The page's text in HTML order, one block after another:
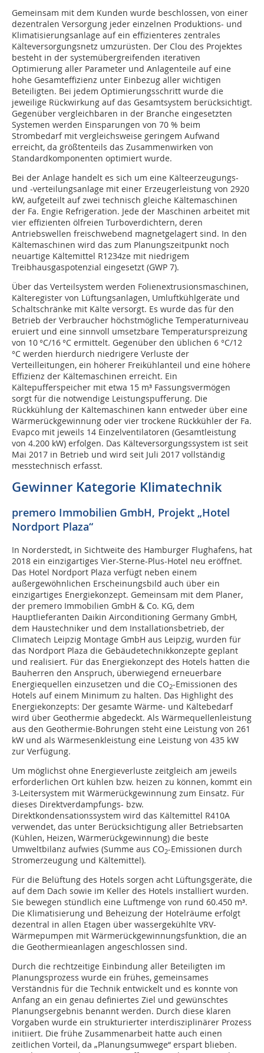
Gemeinsam mit dem Kunden wurde beschlossen, von einer
dezentralen Versorgung jeder einzelnen Produktions- und
Klimatisierungsanlage auf ein effizienteres zentrales
Kälteversorgungsnetz umzurüsten. Der Clou des Projektes
besteht in der systemübergreifenden iterativen
Optimierung aller Parameter und Anlagenteile auf eine
hohe Gesamteffizienz unter Einbezug aller wichtigen
Beteiligten. Bei jedem Optimierungsschritt wurde die
jeweilige Rückwirkung auf das Gesamtsystem berücksichtigt.
Gegenüber vergleichbaren in der Branche eingesetzten
Systemen werden Einsparungen von 70 % beim
Strombedarf mit vergleichsweise geringem Aufwand
erreicht, da größtenteils das Zusammenwirken von
Standardkomponenten optimiert wurde.
Bei der Anlage handelt es sich um eine Kälteerzeugungs-
und -verteilungsanlage mit einer Erzeugerleistung von 2920
kW, aufgeteilt auf zwei technisch gleiche Kältemaschinen
der Fa. Engie Refrigeration. Jede der Maschinen arbeitet mit
vier effizienten ölfreien Turboverdichtern, deren
Antriebswellen freischwebend magnetgelagert sind. In den
Kältemaschinen wird das zum Planungszeitpunkt noch
neuartige Kältemittel R1234ze mit niedrigem
Treibhausgaspotenzial eingesetzt (GWP 7).
Über das Verteilsystem werden Folienextrusionsmaschinen,
Kälteregister von Lüftungsanlagen, Umluftkühlgeräte und
Schaltschränke mit Kälte versorgt. Es wurde das für den
Betrieb der Verbraucher höchstmögliche Temperaturniveau
eruiert und eine sinnvoll umsetzbare Temperaturspreizung
von 10 °C/16 °C ermittelt. Gegenüber den üblichen 6 °C/12
°C werden hierdurch niedrigere Verluste der
Verteilleitungen, ein höherer Freikühlanteil und eine höhere
Effizienz der Kältemaschinen erreicht. Ein
Kältepufferspeicher mit etwa 15 m³ Fassungsvermögen
sorgt für die notwendige Leistungspufferung. Die
Rückkühlung der Kältemaschinen kann entweder über eine
Wärmerückgewinnung oder vier trockene Rückkühler der Fa.
Evapco mit jeweils 14 Einzelventilatoren (Gesamtleistung
von 4.200 kW) erfolgen. Das Kälteversorgungssystem ist seit
Mai 2017 in Betrieb und wird seit Juli 2017 vollständig
messtechnisch erfasst.
Gewinner Kategorie Klimatechnik
premero Immobilien GmbH, Projekt „Hotel
Nordport Plaza“
In Norderstedt, in Sichtweite des Hamburger Flughafens, hat
2018 ein einzigartiges Vier-Sterne-Plus-Hotel neu eröffnet.
Das Hotel Nordport Plaza verfügt neben einem
außergewöhnlichen Erscheinungsbild auch über ein
einzigartiges Energiekonzept. Gemeinsam mit dem Planer,
der premero Immobilien GmbH & Co. KG, dem
Hauptlieferanten Daikin Airconditioning Germany GmbH,
dem Haustechniker und dem Installationsbetrieb, der
Climatech Leipzig Montage GmbH aus Leipzig, wurden für
das Nordport Plaza die Gebäudetechnikkonzepte geplant
und realisiert. Für das Energiekonzept des Hotels hatten die
Bauherren den Anspruch, überwiegend erneuerbare
Energiequellen einzusetzen und die CO2-Emissionen des
Hotels auf einem Minimum zu halten. Das Highlight des
Energiekonzepts: Der gesamte Wärme- und Kältebedarf
wird über Geothermie abgedeckt. Als Wärmequellenleistung
aus den Geothermie-Bohrungen steht eine Leistung von 261
kW und als Wärmesenkleistung eine Leistung von 435 kW
zur Verfügung.
Um möglichst ohne Energieverluste zeitgleich am jeweils
erforderlichen Ort kühlen bzw. heizen zu können, kommt ein
3-Leitersystem mit Wärmerückgewinnung zum Einsatz. Für
dieses Direktverdampfungs- bzw.
Direktkondensationssystem wird das Kältemittel R410A
verwendet, das unter Berücksichtigung aller Betriebsarten
(Kühlen, Heizen, Wärmerückgewinnung) die beste
Umweltbilanz aufwies (Summe aus CO2-Emissionen durch
Stromerzeugung und Kältemittel).
Für die Belüftung des Hotels sorgen acht Lüftungsgeräte, die
auf dem Dach sowie im Keller des Hotels installiert wurden.
Sie bewegen stündlich eine Luftmenge von rund 60.450 m³.
Die Klimatisierung und Beheizung der Hotelräume erfolgt
dezentral in allen Etagen über wassergekühlte VRV-
Wärmepumpen mit Wärmerückgewinnungsfunktion, die an
die Geothermieanlagen angeschlossen sind.
Durch die rechtzeitige Einbindung aller Beteiligten im
Planungsprozess wurde ein frühes, gemeinsames
Verständnis für die Technik entwickelt und es konnte von
Anfang an ein genau definiertes Ziel und gewünschtes
Planungsergebnis benannt werden. Durch diese klaren
Vorgaben wurde ein strukturierter interdisziplinärer Prozess
initiiert. Die frühe Zusammenarbeit hatte auch einen
zeitlichen Vorteil, da „Planungsumwege“ erspart blieben.